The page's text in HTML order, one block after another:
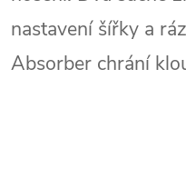
nastavení šířky a
Absorber chrání